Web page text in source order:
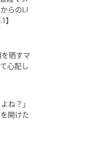
らのLI
】
晒すマ
心配し
ね？」
開けた